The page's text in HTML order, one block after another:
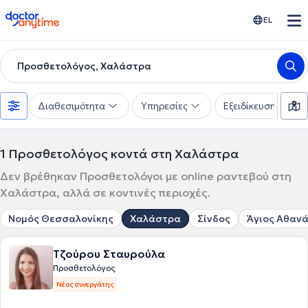
doctoranytime EL
Προσθετολόγος, Χαλάστρα
Διαθεσιμότητα Υπηρεσίες Εξειδίκευση
1 Προσθετολόγος κοντά στη Χαλάστρα
Δεν βρέθηκαν Προσθετολόγοι με online ραντεβού στη
Χαλάστρα, αλλά σε κοντινές περιοχές.
Νομός Θεσσαλονίκης Χαλάστρα Σίνδος Άγιος
Τζούρου Σταυρούλα
Προσθετολόγος
Νέος συνεργάτης